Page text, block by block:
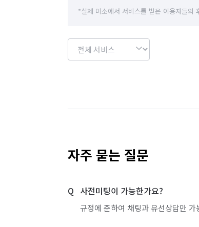
*실제 미소에서 서비스를 받은 이용자들의
자주 묻는 질문
사전미팅이 가능한가요?
규정에 준하여 채팅과 유선상담만